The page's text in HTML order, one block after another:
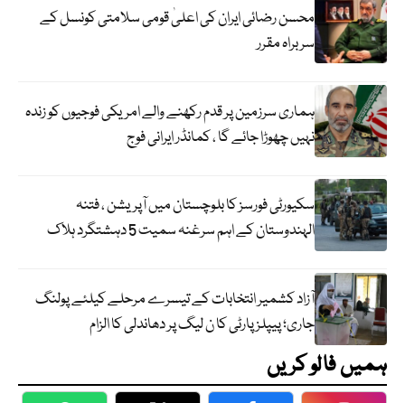
محسن رضائی ایران کی اعلیٰ قومی سلامتی کونسل کے
سربراہ مقرر
ہماری سرزمین پر قدم رکھنے والے امریکی فوجیوں کو زندہ
نہیں چھوڑا جائے گا ، کمانڈر ایرانی فوج
سکیورٹی فورسز کا بلوچستان میں آپریشن ، فتنہ
الہندوستان کے اہم سرغنہ سمیت 5 دہشتگرد ہلاک
آزاد کشمیر انتخابات کے تیسرے مرحلے کیلئے پولنگ
جاری؛ پیپلز پارٹی کا ن لیگ پر دھاندلی کا الزام
ہمیں فالو کریں